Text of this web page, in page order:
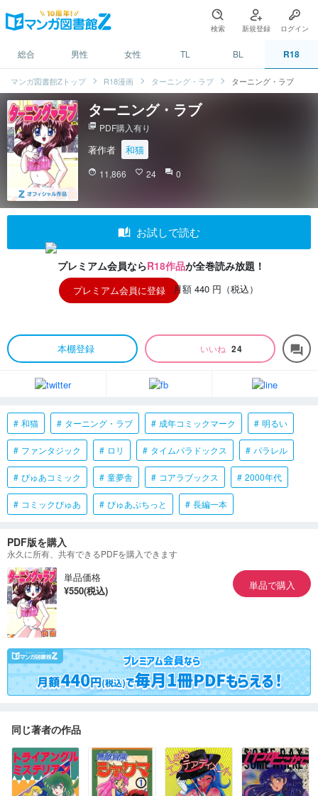
検索 新規登録 ログイン
総合 男性 女性 TL BL R18
マンガ図書館Zトップ R18漫画 ターニング・ラブ ターニング・ラブ
ターニング・ラブ
picture_as_pdf PDF購入有り
著作者 和猫
face 11,866 favorite_border 24 question_answer 0
auto_stories お試しで読む
プレミアム会員ならR18作品が全巻読み放題！
プレミアム会員に登録 月額 440 円（税込）
本棚登録 いいね 24 forum
和猫 ターニング・ラブ 成年コミックマーク 明るい
ファンタジック ロリ タイムパラドックス パラレル
ぴゅあコミック 童夢舎 コアラブックス 2000年代
コミックぴゅあ ぴゅあぷちっと 長編一本
PDF版を購入
永久に所有、共有できるPDFを購入できます
単品価格
¥550(税込)
単品で購入
同じ著者の作品